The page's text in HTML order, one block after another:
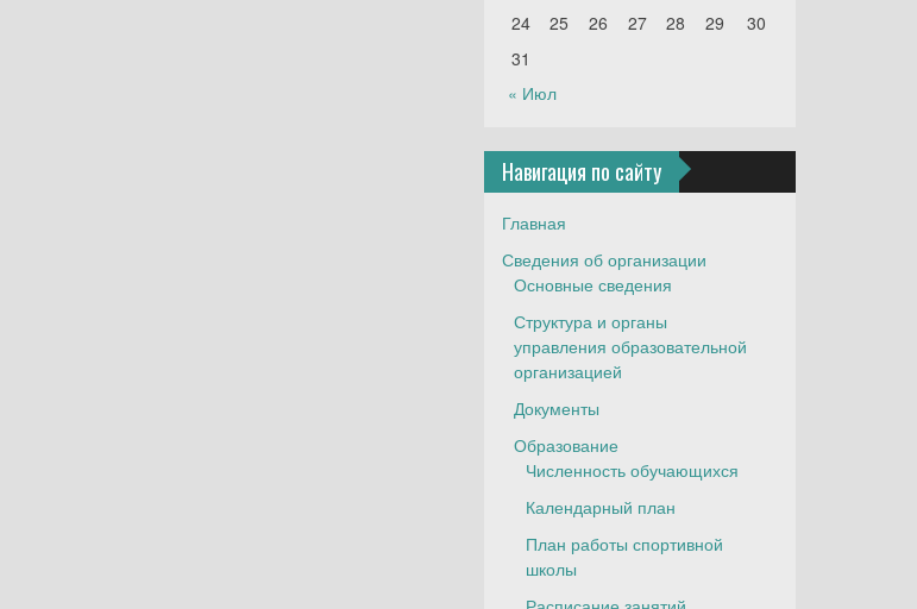
« Июл
24
25 26 27 28 29
30
31
Навигация по сайту
Главная
Сведения об организации
Основные сведения
Структура и органы
управления образовательной
организацией
Документы
Образование
Численность обучающихся
Календарный план
План работы спортивной
школы